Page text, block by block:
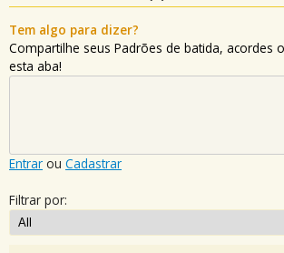
Tem algo para dizer?
Compartilhe seus Padrões de batida, acordes
esta aba!
Entrar ou Cadastrar
Filtrar por: